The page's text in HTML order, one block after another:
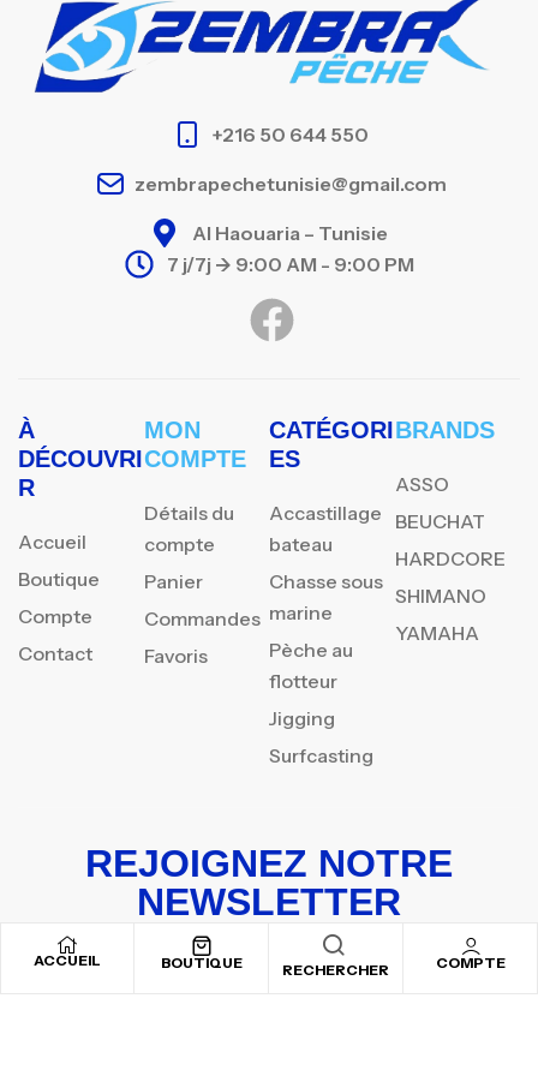
ACCUEIL BOUTIQUE RECHERCHER COMPTE
+216 50 644 550
zembrapechetunisie@gmail.com
Al Haouaria – Tunisie
7 j/7j -> 9:00 AM - 9:00 PM
À
DÉCOUVRI
R
Accueil
Boutique
Compte
Contact
MON
COMPTE
Détails du
compte
Panier
Commandes
Favoris
CATÉGORI
ES
Accastillage
bateau
Chasse sous
marine
Pèche au
flotteur
Jigging
Surfcasting
BRANDS
ASSO
BEUCHAT
HARDCORE
SHIMANO
YAMAHA
REJOIGNEZ NOTRE
NEWSLETTER
Inscrivez-vous pour recevoir nos offres spéciales